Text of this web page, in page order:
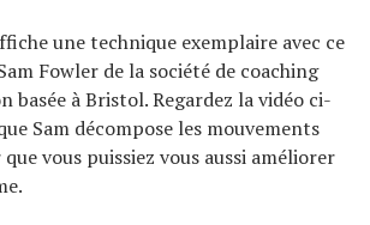
une technique exemplaire avec ce
Fowler de la société de coaching
basée à Bristol. Regardez la vidéo ci-
Sam décompose les mouvements
vous puissiez vous aussi améliorer